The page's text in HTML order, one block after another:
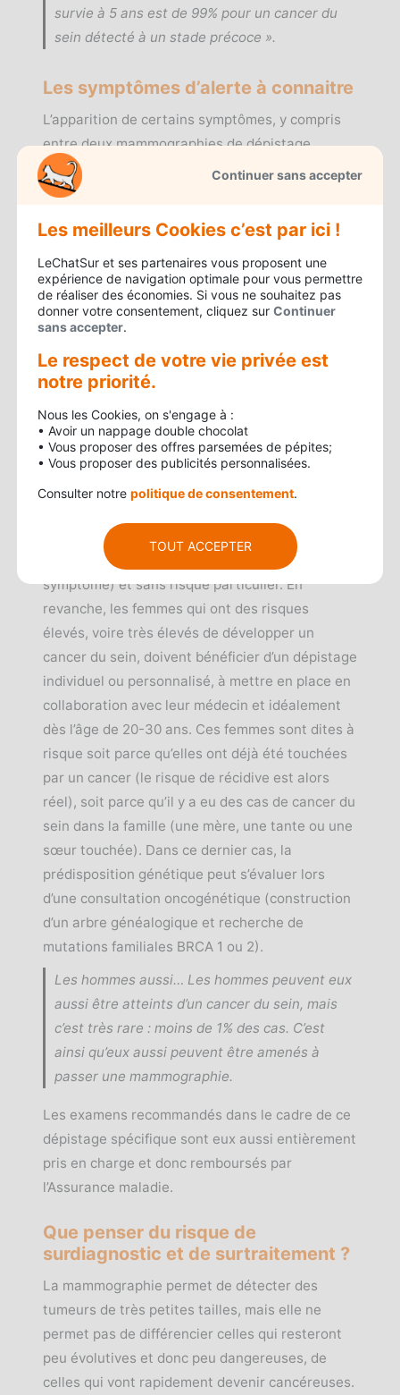
survie à 5 ans est de 99% pour un cancer du
sein détecté à un stade précoce ».
Les symptômes d’alerte à connaitre
L’apparition de certains symptômes, y compris
entre deux mammographies de dépistage
organisé, doit vous amener à consulter
rapidement votre médecin :
Douleur dans un sein.
Présence d’un nodule ou d’une grosseur
dans un sein ou au niveau d’une aisselle.
Modification de la peau sur un sein :
Rétraction au niveau du mamelon.
Undépistagecancer du sein
personnalisé pour les femmes à
haut risque
Le dépistage organisé s’adresse exclusivement
à des femmes « asymptomatiques » (sans
symptôme) et sans risque particulier. En
revanche, les femmes qui ont des risques
élevés, voire très élevés de développer un
cancer du sein, doivent bénéficier d’un dépistage
individuel ou personnalisé, à mettre en place en
collaboration avec leur médecin et idéalement
dès l’âge de 20-30 ans. Ces femmes sont dites à
risque soit parce qu’elles ont déjà été touchées
par un cancer (le risque de récidive est alors
réel), soit parce qu’il y a eu des cas de cancer du
sein dans la famille (une mère, une tante ou une
sœur touchée). Dans ce dernier cas, la
prédisposition génétique peut s’évaluer lors
d’une consultation oncogénétique (construction
d’un arbre généalogique et recherche de
mutations familiales BRCA 1 ou 2).
Les hommes aussi… Les hommes peuvent eux
aussi être atteints d’un cancer du sein, mais
c’est très rare : moins de 1% des cas. C’est
ainsi qu’eux aussi peuvent être amenés à
passer une mammographie.
Les examens recommandés dans le cadre de ce
dépistage spécifique sont eux aussi entièrement
pris en charge et donc remboursés par
l’Assurance maladie.
Que penser du risque de
surdiagnostic et de surtraitement ?
La mammographie permet de détecter des
tumeurs de très petites tailles, mais elle ne
permet pas de différencier celles qui resteront
peu évolutives et donc peu dangereuses, de
celles qui vont rapidement devenir cancéreuses.
Continuer sans accepter
Les meilleurs Cookies c’est par ici !
LeChatSur et ses partenaires vous proposent une
expérience de navigation optimale pour vous permettre
de réaliser des économies. Si vous ne souhaitez pas
donner votre consentement, cliquez sur Continuer
sans accepter.
Le respect de votre vie privée est
notre priorité.
Nous les Cookies, on s'engage à :
• Avoir un nappage double chocolat
• Vous proposer des offres parsemées de pépites;
• Vous proposer des publicités personnalisées.
Consulter notre politique de consentement.
TOUT ACCEPTER